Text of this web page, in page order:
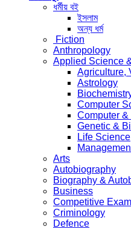
ধর্মীয় বই
ইসলাম
অন্য ধর্ম
Fiction
Anthropology
Applied Science
Agriculture,
Astrology
Computer
Computer
Genetic &
Life Science
Arts
Autobiography
Biography &
Business
Competitive Exam
Criminology
Defence